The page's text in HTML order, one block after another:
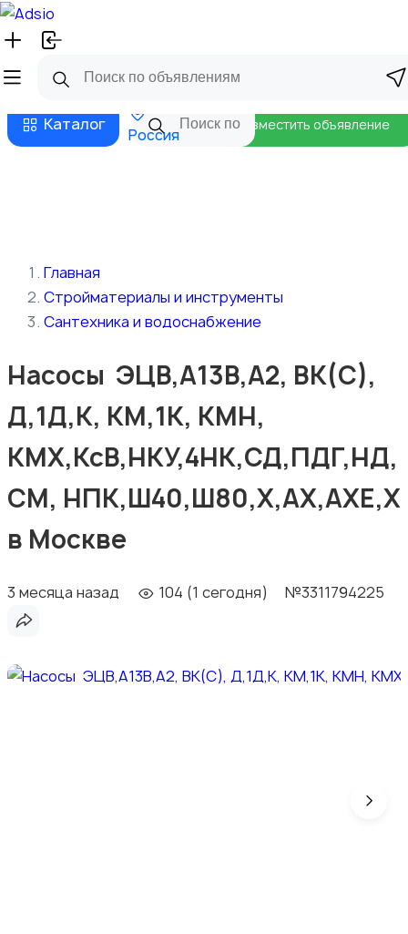
Русский
Бизнес тарифы
Каталог
Россия
Разместить объявление
Главная
Стройматериалы и инструменты
Сантехника и водоснабжение
Насосы ЭЦВ,А13В,А2, ВК(С),
Д,1Д,К, КМ,1К, КМН,
КМХ,КсВ,НКУ,4НК,СД,ПДГ,НД,
СМ, НПК,Ш40,Ш80,Х,АХ,АХЕ,Х
в Москве
3 месяца назад 104 (1 сегодня) №3311794225